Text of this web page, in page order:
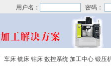
析 用户名： 密码：
车床 铣床 钻床 数控系统 加工中心 锻压